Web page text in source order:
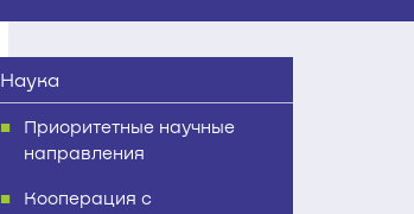
Наука
Приоритетные научные
направления
Кооперация с